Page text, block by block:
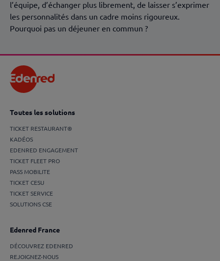
l’équipe, d’échanger plus librement, de laisser s’exprimer
les personnalités dans un cadre moins rigoureux.
Pourquoi pas un déjeuner en commun ?
Toutes les solutions
TICKET RESTAURANT®
KADÉOS
EDENRED ENGAGEMENT
TICKET FLEET PRO
PASS MOBILITE
TICKET CESU
TICKET SERVICE
SOLUTIONS CSE
Edenred France
DÉCOUVREZ EDENRED
REJOIGNEZ-NOUS